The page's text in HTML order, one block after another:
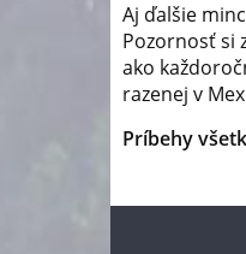
Aj ďalšie
Pozornosť si
ako
razenej v
Príbehy